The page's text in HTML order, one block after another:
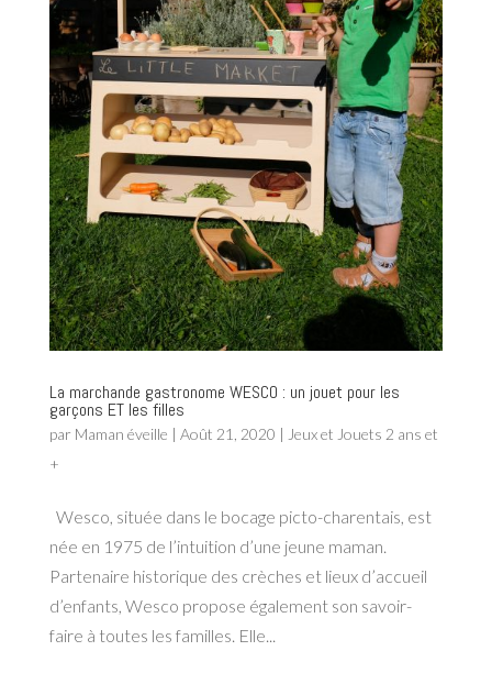
La marchande gastronome WESCO : un jouet pour les
garçons ET les filles
par Maman éveille | Août 21, 2020 | Jeux et Jouets 2 ans et
+
Wesco, située dans le bocage picto-charentais, est
née en 1975 de l’intuition d’une jeune maman.
Partenaire historique des crèches et lieux d’accueil
d’enfants, Wesco propose également son savoir-
faire à toutes les familles. Elle...